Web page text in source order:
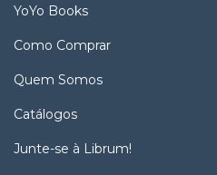
YoYo Books
Como Comprar
Quem Somos
Catálogos
Junte-se à Librum!